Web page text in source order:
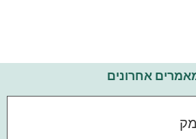
אחרונים